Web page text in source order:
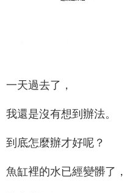
一天過去了，
我還是沒有想到辦法。
到底怎麼辦才好呢？
魚缸裡的水已經變髒了，